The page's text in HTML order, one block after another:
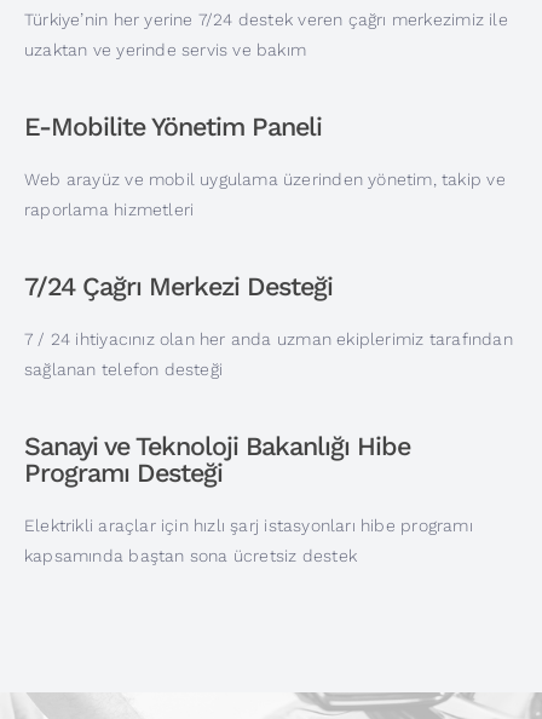
Türkiye’nin her yerine 7/24 destek veren çağrı merkezimiz ile
uzaktan ve yerinde servis ve bakım
E-Mobilite Yönetim Paneli
Web arayüz ve mobil uygulama üzerinden yönetim, takip ve
raporlama hizmetleri
7/24 Çağrı Merkezi Desteği
7 / 24 ihtiyacınız olan her anda uzman ekiplerimiz tarafından
sağlanan telefon desteği
Sanayi ve Teknoloji Bakanlığı Hibe
Programı Desteği
Elektrikli araçlar için hızlı şarj istasyonları hibe programı
kapsamında baştan sona ücretsiz destek